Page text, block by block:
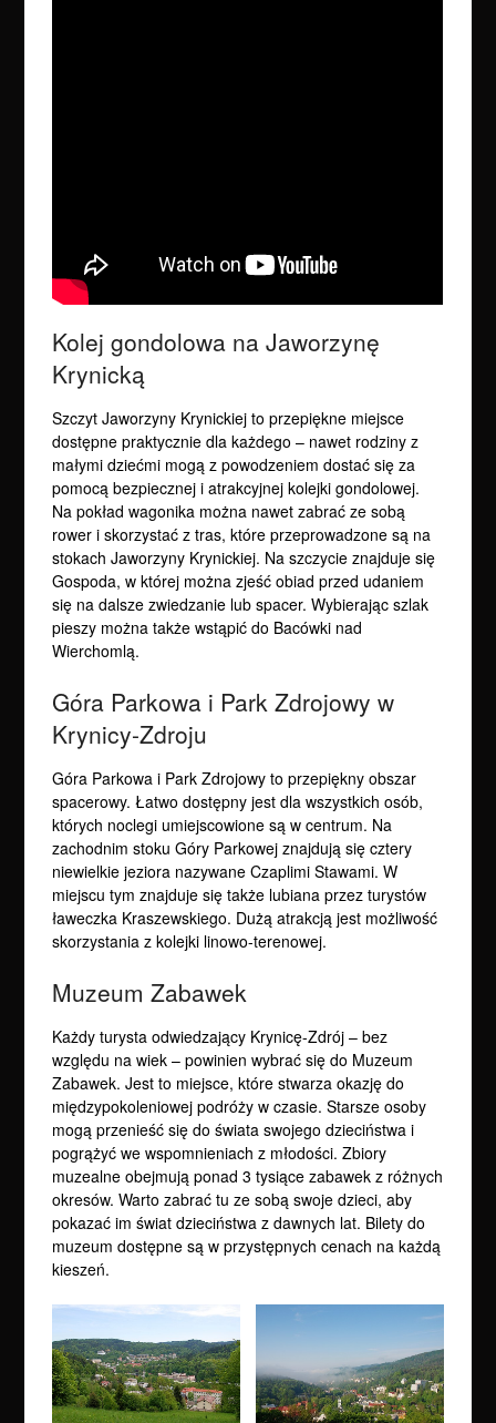
Kolej gondolowa na Jaworzynę
Krynicką
Szczyt Jaworzyny Krynickiej to przepiękne miejsce
dostępne praktycznie dla każdego – nawet rodziny z
małymi dziećmi mogą z powodzeniem dostać się za
pomocą bezpiecznej i atrakcyjnej kolejki gondolowej.
Na pokład wagonika można nawet zabrać ze sobą
rower i skorzystać z tras, które przeprowadzone są na
stokach Jaworzyny Krynickiej. Na szczycie znajduje się
Gospoda, w której można zjeść obiad przed udaniem
się na dalsze zwiedzanie lub spacer. Wybierając szlak
pieszy można także wstąpić do Bacówki nad
Wierchomlą.
Góra Parkowa i Park Zdrojowy w
Krynicy-Zdroju
Góra Parkowa i Park Zdrojowy to przepiękny obszar
spacerowy. Łatwo dostępny jest dla wszystkich osób,
których noclegi umiejscowione są w centrum. Na
zachodnim stoku Góry Parkowej znajdują się cztery
niewielkie jeziora nazywane Czaplimi Stawami. W
miejscu tym znajduje się także lubiana przez turystów
ławeczka Kraszewskiego. Dużą atrakcją jest możliwość
skorzystania z kolejki linowo-terenowej.
Muzeum Zabawek
Każdy turysta odwiedzający Krynicę-Zdrój – bez
względu na wiek – powinien wybrać się do Muzeum
Zabawek. Jest to miejsce, które stwarza okazję do
międzypokoleniowej podróży w czasie. Starsze osoby
mogą przenieść się do świata swojego dzieciństwa i
pogrążyć we wspomnieniach z młodości. Zbiory
muzealne obejmują ponad 3 tysiące zabawek z różnych
okresów. Warto zabrać tu ze sobą swoje dzieci, aby
pokazać im świat dzieciństwa z dawnych lat. Bilety do
muzeum dostępne są w przystępnych cenach na każdą
kieszeń.